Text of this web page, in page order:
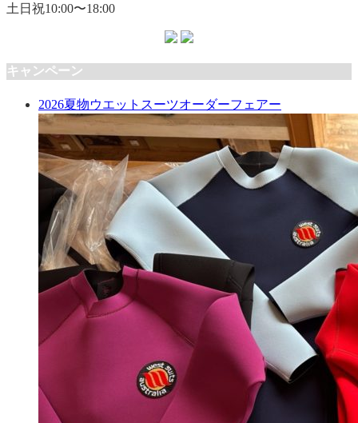
土日祝10:00〜18:00
キャンペーン
2026夏物ウエットスーツオーダーフェアー